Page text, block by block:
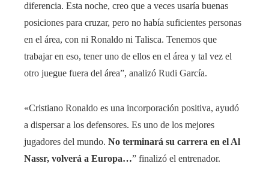
diferencia. Esta noche, creo que a veces usaría buenas
posiciones para cruzar, pero no había suficientes personas
en el área, con ni Ronaldo ni Talisca. Tenemos que
trabajar en eso, tener uno de ellos en el área y tal vez el
otro juegue fuera del área”, analizó Rudi García.
«Cristiano Ronaldo es una incorporación positiva, ayudó
a dispersar a los defensores. Es uno de los mejores
jugadores del mundo. No terminará su carrera en el Al
Nassr, volverá a Europa…” finalizó el entrenador.